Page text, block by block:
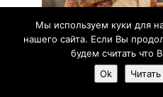
Вторым браком
еврейке,
Мы используем куки для
нашего сайта. Если Вы
будем считать что
Ok